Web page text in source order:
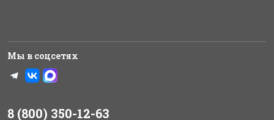
Мы в соцсетях
8 (800) 350-12-63